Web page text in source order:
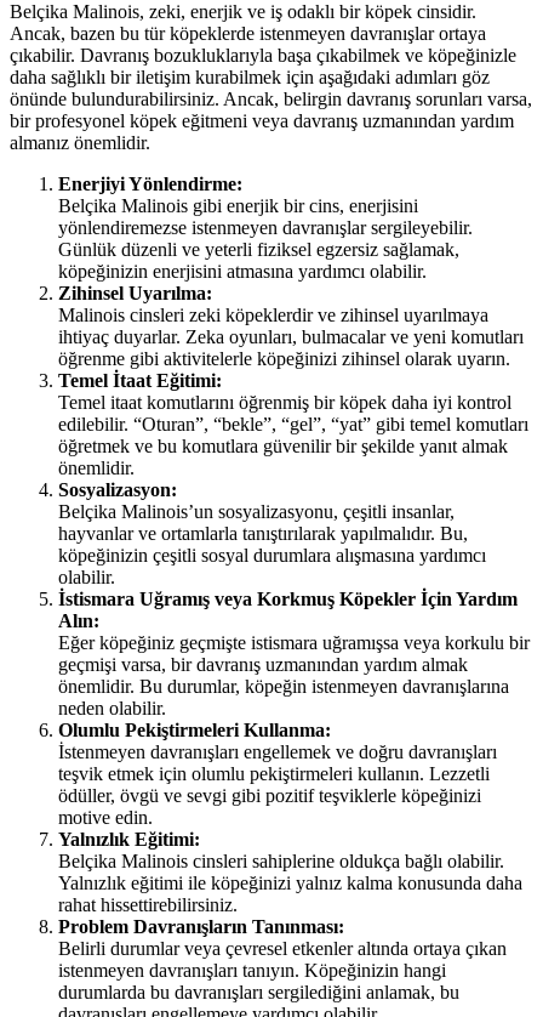
Belçika Malinois, zeki, enerjik ve iş odaklı bir köpek cinsidir.
Ancak, bazen bu tür köpeklerde istenmeyen davranışlar ortaya
çıkabilir. Davranış bozukluklarıyla başa çıkabilmek ve köpeğinizle
daha sağlıklı bir iletişim kurabilmek için aşağıdaki adımları göz
önünde bulundurabilirsiniz. Ancak, belirgin davranış sorunları varsa,
bir profesyonel köpek eğitmeni veya davranış uzmanından yardım
almanız önemlidir.
Enerjiyi Yönlendirme:
Belçika Malinois gibi enerjik bir cins, enerjisini
yönlendiremezse istenmeyen davranışlar sergileyebilir.
Günlük düzenli ve yeterli fiziksel egzersiz sağlamak,
köpeğinizin enerjisini atmasına yardımcı olabilir.
Zihinsel Uyarılma:
Malinois cinsleri zeki köpeklerdir ve zihinsel uyarılmaya
ihtiyaç duyarlar. Zeka oyunları, bulmacalar ve yeni komutları
öğrenme gibi aktivitelerle köpeğinizi zihinsel olarak uyarın.
Temel İtaat Eğitimi:
Temel itaat komutlarını öğrenmiş bir köpek daha iyi kontrol
edilebilir. “Oturan”, “bekle”, “gel”, “yat” gibi temel komutları
öğretmek ve bu komutlara güvenilir bir şekilde yanıt almak
önemlidir.
Sosyalizasyon:
Belçika Malinois’un sosyalizasyonu, çeşitli insanlar,
hayvanlar ve ortamlarla tanıştırılarak yapılmalıdır. Bu,
köpeğinizin çeşitli sosyal durumlara alışmasına yardımcı
olabilir.
İstismara Uğramış veya Korkmuş Köpekler İçin Yardım
Alın:
Eğer köpeğiniz geçmişte istismara uğramışsa veya korkulu bir
geçmişi varsa, bir davranış uzmanından yardım almak
önemlidir. Bu durumlar, köpeğin istenmeyen davranışlarına
neden olabilir.
Olumlu Pekiştirmeleri Kullanma:
İstenmeyen davranışları engellemek ve doğru davranışları
teşvik etmek için olumlu pekiştirmeleri kullanın. Lezzetli
ödüller, övgü ve sevgi gibi pozitif teşviklerle köpeğinizi
motive edin.
Yalnızlık Eğitimi:
Belçika Malinois cinsleri sahiplerine oldukça bağlı olabilir.
Yalnızlık eğitimi ile köpeğinizi yalnız kalma konusunda daha
rahat hissettirebilirsiniz.
Problem Davranışların Tanınması:
Belirli durumlar veya çevresel etkenler altında ortaya çıkan
istenmeyen davranışları tanıyın. Köpeğinizin hangi
durumlarda bu davranışları sergilediğini anlamak, bu